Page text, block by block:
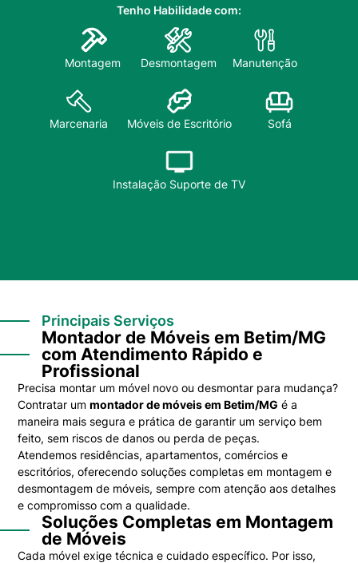
Tenho Habilidade com:
Montagem Desmontagem Manutenção
Marcenaria Móveis de Escritório Sofá
Instalação Suporte de TV
Principais Serviços
Montador de Móveis em Betim/MG
com Atendimento Rápido e
Profissional
Precisa montar um móvel novo ou desmontar para mudança?
Contratar ummontador de móveis em Betim/MG é a
maneira mais segura e prática de garantir um serviço bem
feito, sem riscos de danos ou perda de peças.
Atendemos residências, apartamentos, comércios e
escritórios, oferecendo soluções completas em montagem e
desmontagem de móveis, sempre com atenção aos detalhes
e compromisso com a qualidade.
Soluções Completas em Montagem
de Móveis
Cada móvel exige técnica e cuidado específico. Por isso,